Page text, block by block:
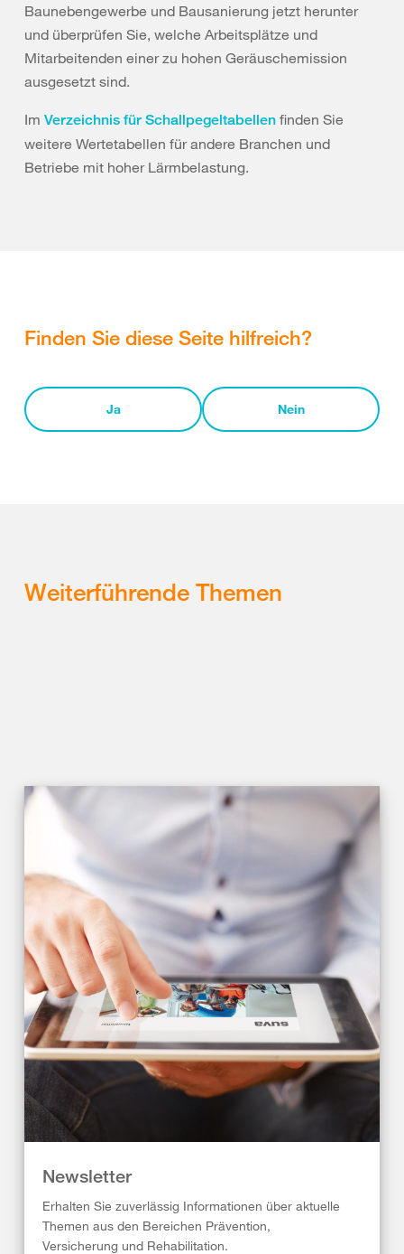
Baunebengewerbe und Bausanierung jetzt herunter
und überprüfen Sie, welche Arbeitsplätze und
Mitarbeitenden einer zu hohen Geräuschemission
ausgesetzt sind.
Im Verzeichnis für Schallpegeltabellen finden Sie
weitere Wertetabellen für andere Branchen und
Betriebe mit hoher Lärmbelastung.
Finden Sie diese Seite hilfreich?
Ja Nein
Weiterführende Themen
Newsletter
Erhalten Sie zuverlässig Informationen über aktuelle
Themen aus den Bereichen Prävention,
Versicherung und Rehabilitation.